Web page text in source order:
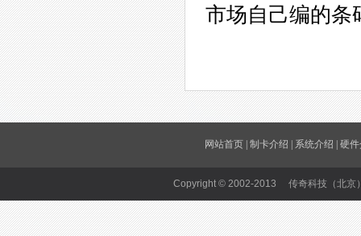
市场自己编的条
网站首页| 制卡介绍 系统介绍 硬
Copyright © 2002-2013 传奇科技（北京